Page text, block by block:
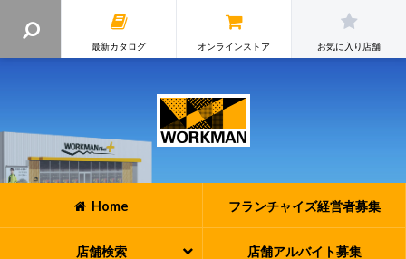
最新カタログ オンラインストア お気に入り店舗
Home フランチャイズ経営者募集
店舗検索 店舗アルバイト募集